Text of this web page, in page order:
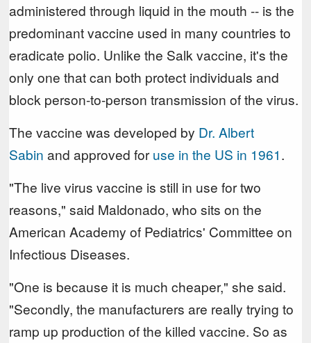
administered through liquid in the mouth -- is the
predominant vaccine used in many countries to
eradicate polio. Unlike the Salk vaccine, it's the
only one that can both protect individuals and
block person-to-person transmission of the virus.
The vaccine was developed by Dr. Albert
Sabin and approved foruse in the US in 1961.
"The live virus vaccine is still in use for two
reasons," said Maldonado, who sits on the
American Academy of Pediatrics' Committee on
Infectious Diseases.
"One is because it is much cheaper," she said.
"Secondly, the manufacturers are really trying to
ramp up production of the killed vaccine. So as